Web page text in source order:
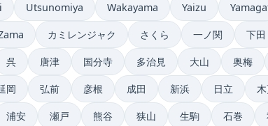
Utsunomiya Wakayama Yaizu
カミレンジャク さくら 一ノ関 下田
呉 唐津 国分寺 多治見 大山 奥梅
岡 弘前 彦根 成田 新浜 日立
浦安 瀬戸 熊谷 狭山 生駒 石巻